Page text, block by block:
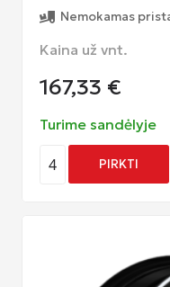
Nemokamas
Kaina už vnt.
167,33 €
Turime sandėlyje
4 PIRKTI